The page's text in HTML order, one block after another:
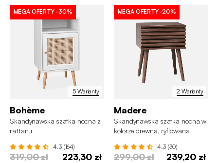
5 Warianty
MEGA OFERTY -30%
Bohème
Skandynawska szafka nocna z
rattanu
4.3 (164)
319,00 zł 223,30 zł
2 Warianty
MEGA OFERTY -20%
Madere
Skandynawska szafka nocna w
kolorze drewna, ryflowana
4.3 (30)
299,00 zł 239,20 zł